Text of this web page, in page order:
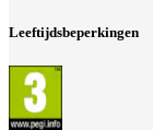
Leeftijdsbeperkingen